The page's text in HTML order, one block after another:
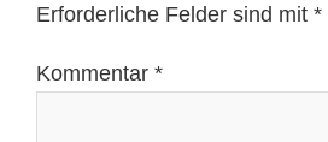
Erforderliche Felder sind mit *
Kommentar *